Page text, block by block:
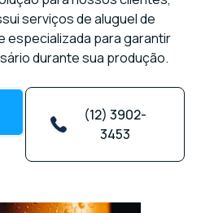
serviços de aluguel de
especializada para garantir
durante sua produção.
(12) 3902-
3453